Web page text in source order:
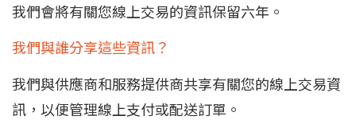
我們會將有關您線上交易的資訊保留六年。
我們與誰分享這些資訊？
我們與供應商和服務提供商共享有關您的線上交易資
訊，以便管理線上支付或配送訂單。